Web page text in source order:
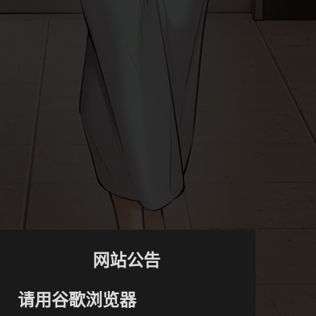
网站公告
请用谷歌浏览器